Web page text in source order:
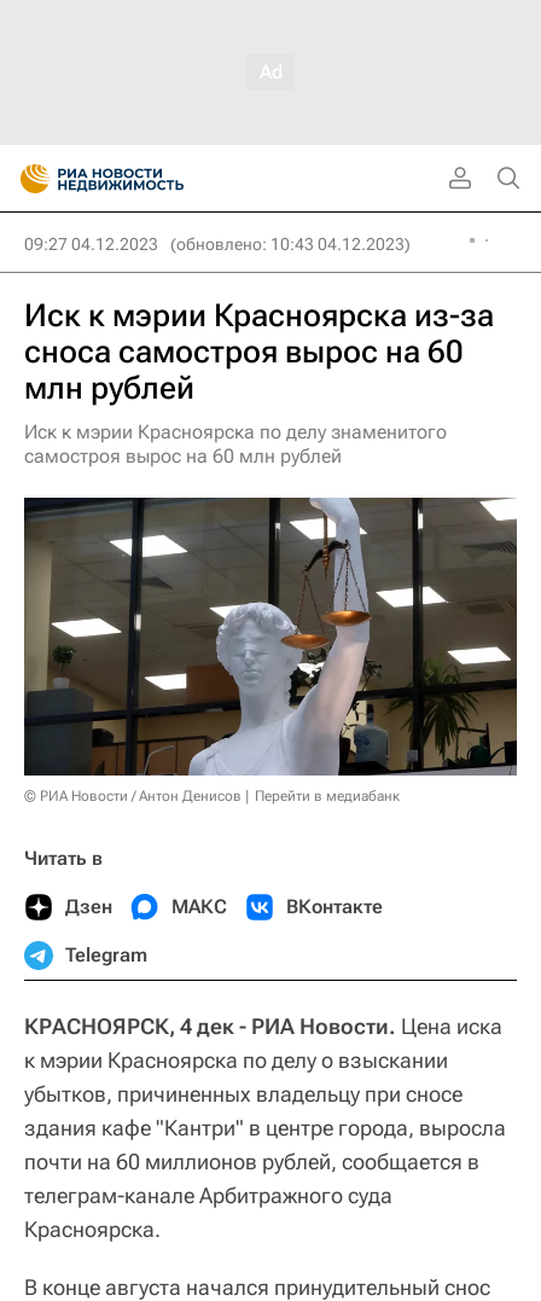
09:27 04.12.2023 (обновлено: 10:43 04.12.2023)
Иск к мэрии Красноярска из-за
сноса самостроя вырос на 60
млн рублей
Иск к мэрии Красноярска по делу знаменитого
самостроя вырос на 60 млн рублей
© РИА Новости / Антон Денисов Перейти в медиабанк
Читать в
Дзен МАКС ВКонтакте
Telegram
КРАСНОЯРСК, 4 дек - РИА Новости. Цена иска
к мэрии Красноярска по делу о взыскании
убытков, причиненных владельцу при сносе
здания кафе "Кантри" в центре города, выросла
почти на 60 миллионов рублей, сообщается в
телеграм-канале Арбитражного суда
Красноярска.
В конце августа начался принудительный снос